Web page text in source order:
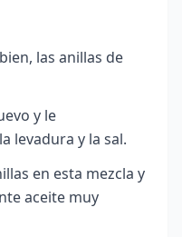
las anillas de
y le
levadura y la sal.
en esta mezcla y
aceite muy